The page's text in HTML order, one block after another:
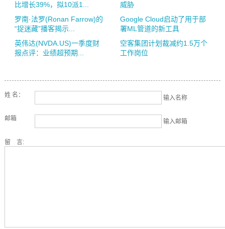
比增长39%，拟10派1...
威胁
罗南·法罗(Ronan Farrow)的
“捉迷藏”播客揭示...
Google Cloud启动了用于部
署ML管道的新工具
英伟达(NVDA.US)一季度财
报点评：业绩超预期...
空客集团计划裁减约1.5万个
工作岗位
姓 名： 输入名称
邮箱 输入邮箱
留 言: